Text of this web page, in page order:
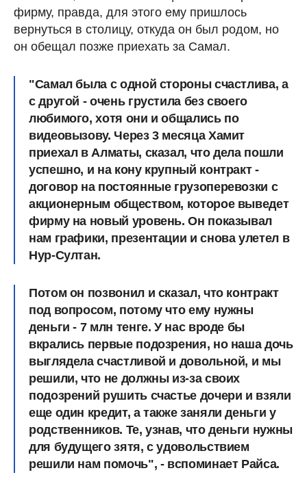
фирму, правда, для этого ему пришлось
вернуться в столицу, откуда он был родом, но
он обещал позже приехать за Самал.
"Самал была с одной стороны счастлива, а
с другой - очень грустила без своего
любимого, хотя они и общались по
видеовызову. Через 3 месяца Хамит
приехал в Алматы, сказал, что дела пошли
успешно, и на кону крупный контракт -
договор на постоянные грузоперевозки с
акционерным обществом, которое выведет
фирму на новый уровень. Он показывал
нам графики, презентации и снова улетел в
Нур-Султан.
Потом он позвонил и сказал, что контракт
под вопросом, потому что ему нужны
деньги - 7 млн тенге. У нас вроде бы
вкрались первые подозрения, но наша дочь
выглядела счастливой и довольной, и мы
решили, что не должны из-за своих
подозрений рушить счастье дочери и взяли
еще один кредит, а также заняли деньги у
родственников. Те, узнав, чтоденьги нужны
для будущего зятя, с удовольствием
решили нам помочь", - вспоминает Райса.